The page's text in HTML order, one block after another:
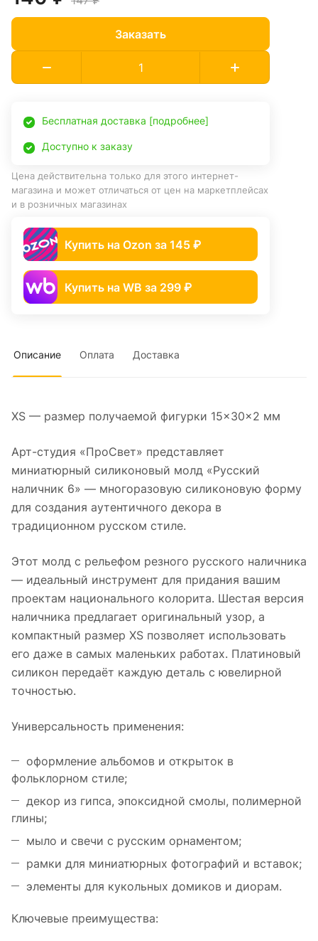
Заказать
Бесплатная доставка [подробнее]
Доступно к заказу
Цена действительна только для этого интернет-
магазина и может отличаться от цен на маркетплейсах
и в розничных магазинах
Купить на Ozon за 145 ₽
Купить на WB за 299 ₽
Описание Оплата Доставка
XS — размер получаемой фигурки 15×30×2 мм
Арт-студия «ПроСвет» представляет
миниатюрный силиконовый молд «Русский
наличник 6» — многоразовую силиконовую форму
для создания аутентичного декора в
традиционном русском стиле.
Этот молд с рельефом резного русского наличника
— идеальный инструмент для придания вашим
проектам национального колорита. Шестая версия
наличника предлагает оригинальный узор, а
компактный размер XS позволяет использовать
его даже в самых маленьких работах. Платиновый
силикон передаёт каждую деталь с ювелирной
точностью.
Универсальность применения:
оформление альбомов и открыток в
фольклорном стиле;
декор из гипса, эпоксидной смолы, полимерной
глины;
мыло и свечи с русским орнаментом;
рамки для миниатюрных фотографий и вставок;
элементы для кукольных домиков и диорам.
Ключевые преимущества: